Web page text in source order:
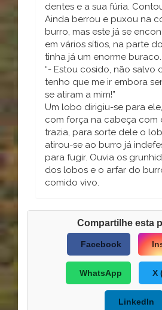
dentes e a sua fúria.
Ainda berrou e puxou na
burro, mas este já se
em vários sítios, na parte
tinha já um enorme buraco.
“- Estou cosido, não salvo
tenho que me ir embora
se atiram a mim!”
Um lobo dirigiu-se para
com força na cabeça com
trazia, para sorte dele o
atirou-se ao burro já
para fugir. Ouvia os
dos lobos e o arfar do
comido vivo.
Compartilhe esta
Facebook
WhatsApp X
LinkedIn